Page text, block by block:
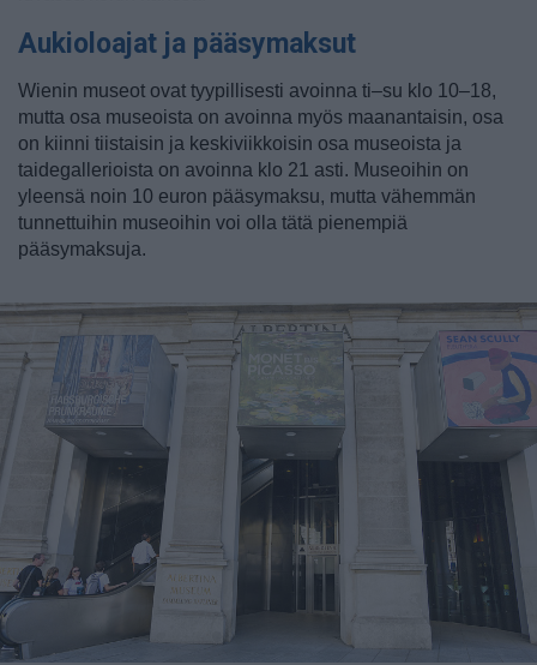
Aukioloajat ja pääsymaksut
Wienin museot ovat tyypillisesti avoinna ti–su klo 10–18,
mutta osa museoista on avoinna myös maanantaisin, osa
on kiinni tiistaisin ja keskiviikkoisin osa museoista ja
taidegallerioista on avoinna klo 21 asti. Museoihin on
yleensä noin 10 euron pääsymaksu, mutta vähemmän
tunnettuihin museoihin voi olla tätä pienempiä
pääsymaksuja.